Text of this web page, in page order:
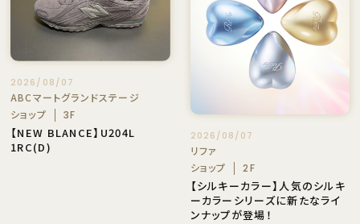
2026/08/07
ABCマートグランドステージ
ショップ
3F
【NEW BLANCE】U204L
1RC(D)
2026/08/07
リファ
ショップ
2F
【シルキーカラー】人気のシルキ
ーカラーシリーズに新たなライ
ンナップが登場！